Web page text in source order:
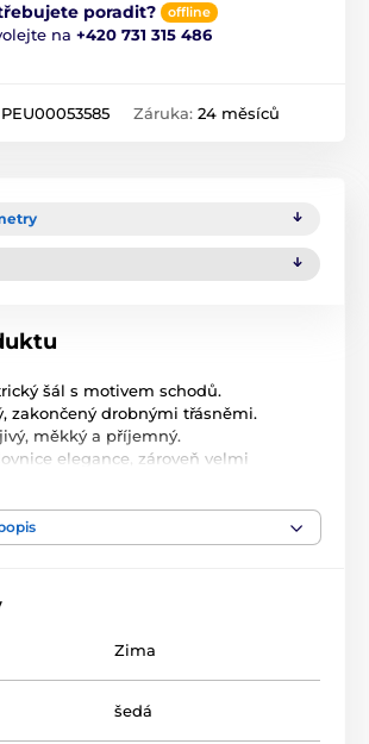
poradit? offline
na +420 731 315 486
PEU00053585 Záruka: 24 měsíců
šál s motivem schodů.
zakončený drobnými třásněmi.
měkký a příjemný.
elegance, zároveň velmi
Zima
šedá